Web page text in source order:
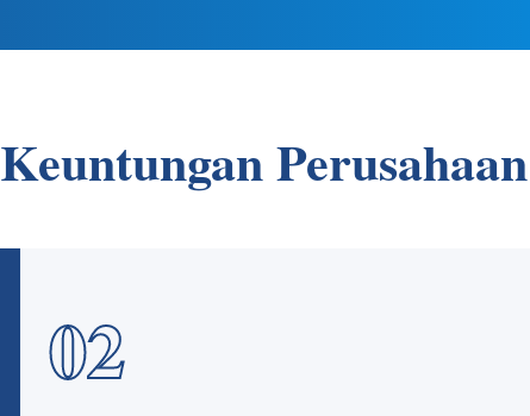
Keuntungan Perusahaan
02